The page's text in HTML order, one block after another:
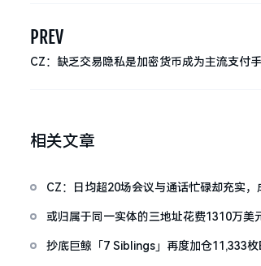
PREV
CZ：缺乏交易隐私是加密货币成为主流支付
相关文章
CZ：日均超20场会议与通话忙碌却充实，
或归属于同一实体的三地址花费1310万美
抄底巨鲸「7 Siblings」再度加仓11,333